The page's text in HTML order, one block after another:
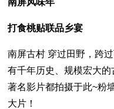
打食桃贴联品乡宴
南屏古村 穿过田野，跨
有千年历史、规模宏大
著名影片都拍摄于此~粉
大片！